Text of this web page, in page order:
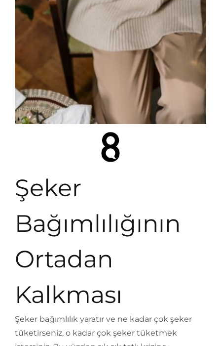
Şeker
Bağımlılığının
Ortadan
Kalkması
Şeker bağımlılık yaratır ve ne kadar çok şeker
tüketirseniz, o kadar çok şeker tüketmek